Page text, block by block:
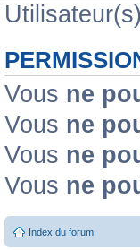
Vous ne
Vous ne
Vous ne
Vous ne
Index du forum